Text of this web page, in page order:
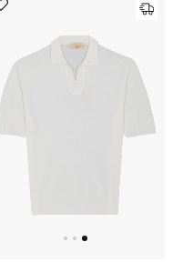
النساء
الجمال
الأطفال
مستلزمات المنزل